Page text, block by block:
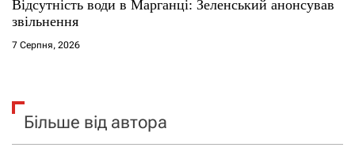
Відсутність води в Марганці: Зеленський анонсував
звільнення
7 Серпня, 2026
Більше від автора